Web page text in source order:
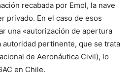
recabada por Emol, la nave
privado. En el caso de esos
una «autorización de apertura
autoridad pertinente, que se trata
de Aeronáutica Civil), lo
en Chile.